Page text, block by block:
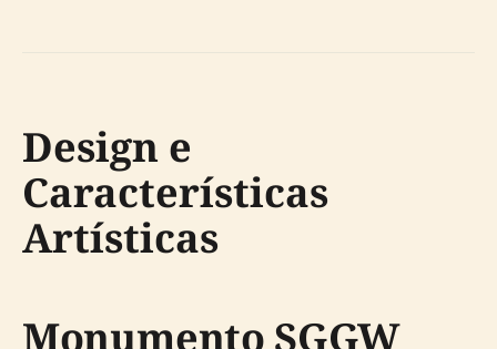
Design e
Características
Artísticas
Monumento SGGW